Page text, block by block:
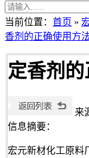
当前位置： 首页 »
香剂的正确使用方
定香剂
来
信息摘要：
宏元新材化工原料